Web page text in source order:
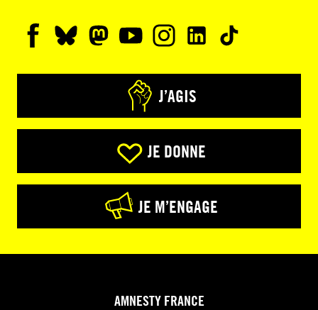
J’AGIS
JE DONNE
JE M’ENGAGE
AMNESTY FRANCE